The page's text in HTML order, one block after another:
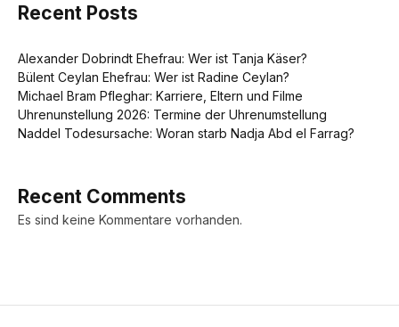
Recent Posts
Alexander Dobrindt Ehefrau: Wer ist Tanja Käser?
Bülent Ceylan Ehefrau: Wer ist Radine Ceylan?
Michael Bram Pfleghar: Karriere, Eltern und Filme
Uhrenunstellung 2026: Termine der Uhrenumstellung
Naddel Todesursache: Woran starb Nadja Abd el Farrag?
Recent Comments
Es sind keine Kommentare vorhanden.